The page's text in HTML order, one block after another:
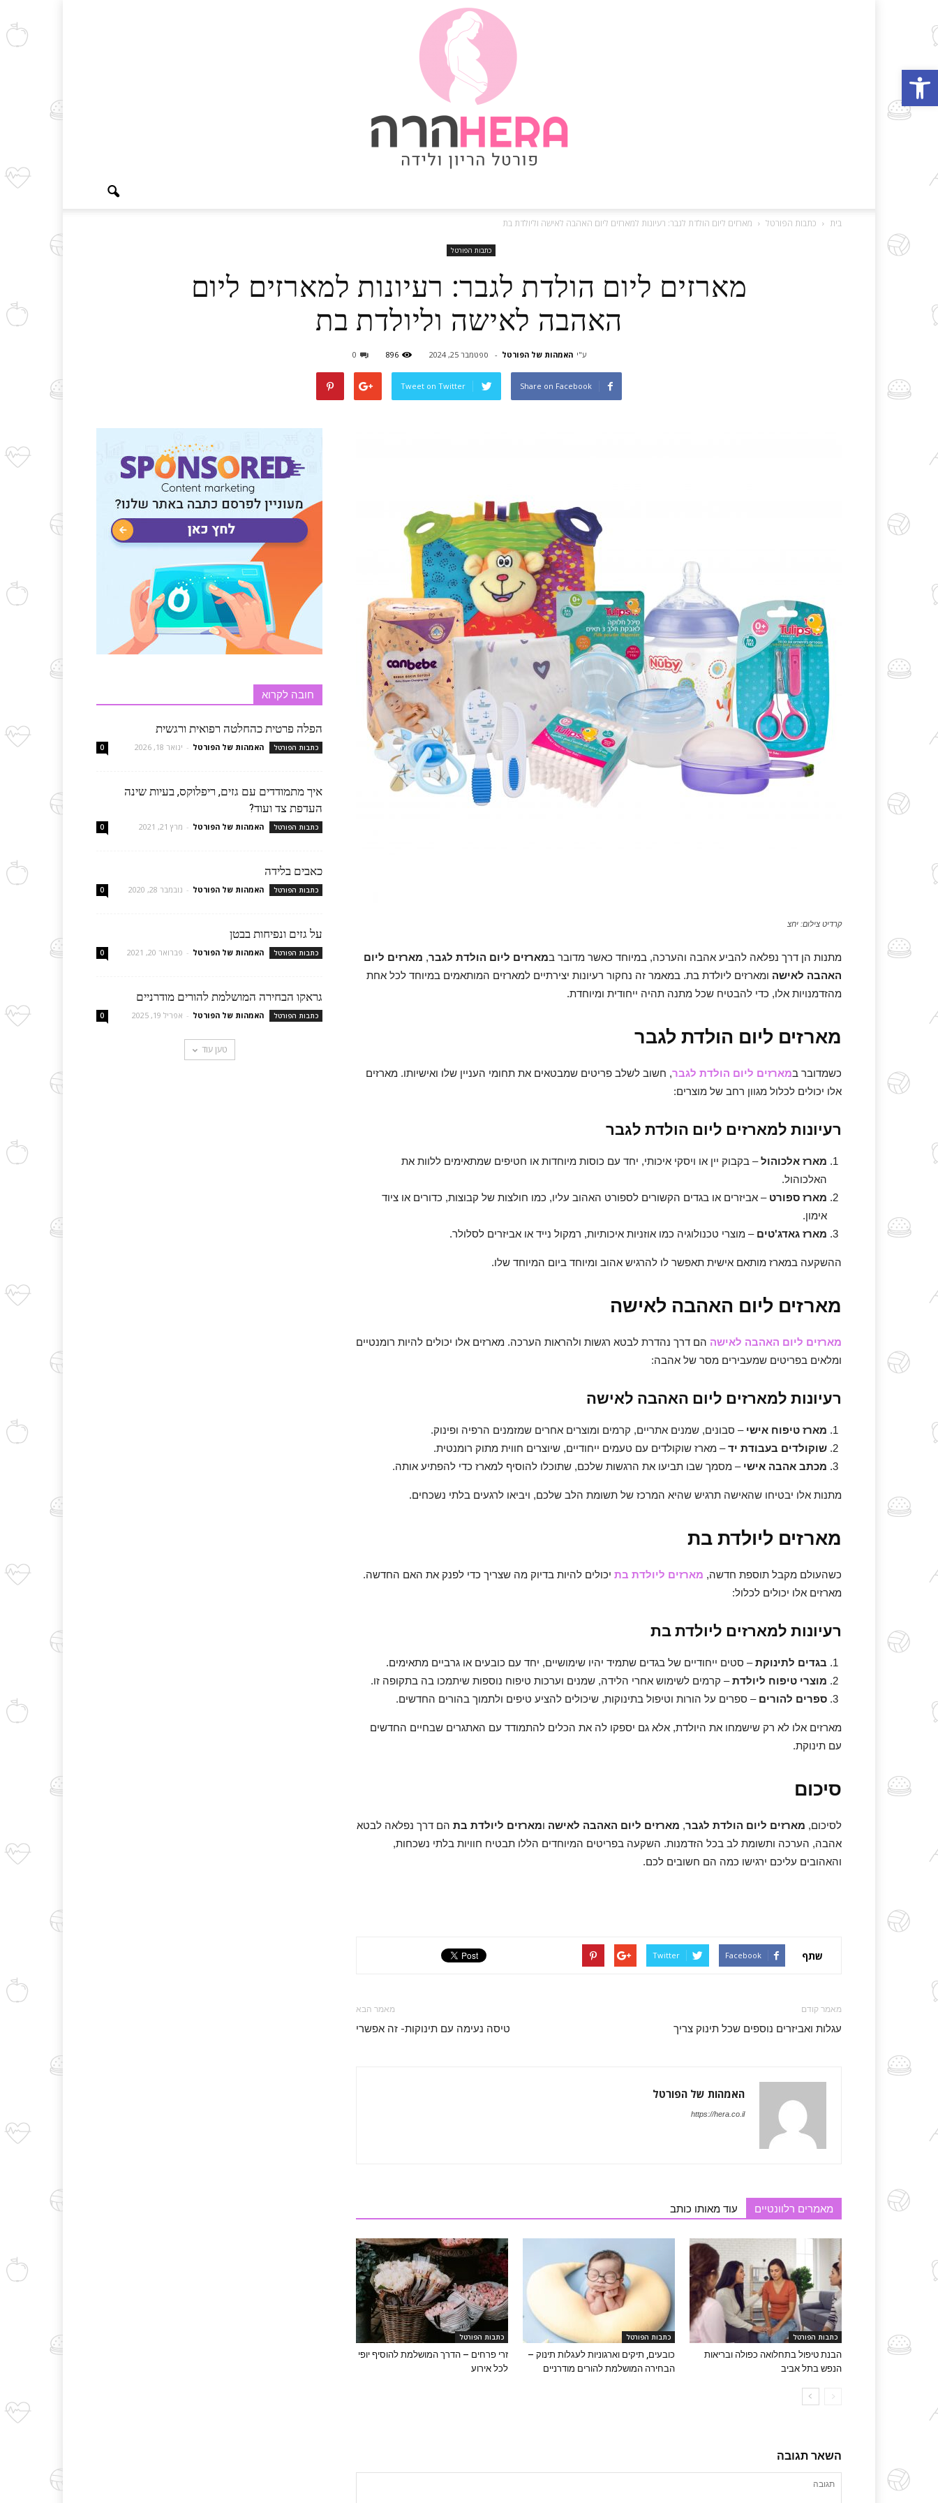
פתח סרגל נגישות
הריון
ולידה
בית כתבות הפורטל מארזים ליום הולדת לגבר: רעיונות למארזים ליום האהבה לאישה וליולדת בת
כתבות הפורטל
מארזים ליום הולדת לגבר: רעיונות למארזים ליום
האהבה לאישה וליולדת בת
ע"י האמהות של הפורטל - ספטמבר 25, 2024 896
0
Share on Facebook
Tweet on Twitter
קרדיט צילום: יחצ
מתנות הן דרך נפלאה להביע אהבה והערכה, במיוחד כאשר מדובר במארזים ליום הולדת לגבר, מארזים ליום
האהבה לאישה ומארזים ליולדת בת. במאמר זה נחקור רעיונות יצירתיים למארזים המותאמים במיוחד לכל אחת
מהזדמנויות אלו, כדי להבטיח שכל מתנה תהיה ייחודית ומיוחדת.
מארזים ליום הולדת לגבר
כשמדובר במארזים ליום הולדת לגבר, חשוב לשלב פריטים שמבטאים את תחומי העניין שלו ואישיותו. מארזים
אלו יכולים לכלול מגוון רחב של מוצרים:
רעיונות למארזים ליום הולדת לגבר
מארז אלכוהול– בקבוק יין או ויסקי איכותי, יחד עם כוסות מיוחדות או חטיפים שמתאימים ללוות את
האלכוהול.
מארז ספורט – אביזרים או בגדים הקשורים לספורט האהוב עליו, כמו חולצות של קבוצות, כדורים או ציוד
אימון.
מארז גאדג'טים – מוצרי טכנולוגיה כמו אוזניות איכותיות, רמקול נייד או אביזרים לסלולר.
ההשקעה במארז מותאם אישית תאפשר לו להרגיש אהוב ומיוחד ביום המיוחד שלו.
מארזים ליום האהבה לאישה
מארזים ליום האהבה לאישה הם דרך נהדרת לבטא רגשות ולהראות הערכה. מארזים אלו יכולים להיות רומנטיים
ומלאים בפריטים שמעבירים מסר של אהבה:
רעיונות למארזים ליום האהבה לאישה
מארז טיפוח אישי – סבונים, שמנים אתריים, קרמים ומוצרים אחרים שמזמנים הרפיה ופינוק.
שוקולדים בעבודת יד– מארז שוקולדים עם טעמים ייחודיים, שיוצרים חווית מתוק רומנטית.
מכתב אהבה אישי – מסמך שבו תביעו את הרגשות שלכם, שתוכלו להוסיף למארז כדי להפתיע אותה.
מתנות אלו יבטיחו שהאישה תרגיש שהיא המרכז של תשומת הלב שלכם, ויביאו לרגעים בלתי נשכחים.
מארזים ליולדת בת
כשהעולם מקבל תוספת חדשה, מארזים ליולדת בת יכולים להיות בדיוק מה שצריך כדי לפנק את האם החדשה.
מארזים אלו יכולים לכלול:
רעיונות למארזים ליולדת בת
בגדים לתינוקת– סטים ייחודיים של בגדים שתמיד יהיו שימושיים, יחד עם כובעים או גרביים מתאימים.
מוצרי טיפוח ליולדת– קרמים לשימוש אחרי הלידה, שמנים וערכות טיפוח נוספות שיתמכו בה בתקופה זו.
ספרים להורים – ספרים על הורות וטיפול בתינוקות, שיכולים להציע טיפים ולתמוך בהורים החדשים.
מארזים אלו לא רק שישמחו את היולדת, אלא גם יספקו לה את הכלים להתמודד עם האתגרים שבחיים החדשים
עם תינוקת.
סיכום
לסיכום, מארזים ליום הולדת לגבר, מארזים ליום האהבה לאישה ומארזים ליולדת בת הם דרך נפלאה לבטא
אהבה, הערכה ותשומת לב בכל הזדמנות. השקעה בפריטים המיוחדים הללו תבטיח חוויות בלתי נשכחות,
והאהובים עליכם ירגישו כמה הם חשובים לכם.
שתף Facebook
Twitter
מאמר קודם
עגלות ואביזרים נוספים שכל תינוק צריך
מאמר הבא
טיסה נעימה עם תינוקות- זה אפשרי
האמהות של הפורטל
https://hera.co.il
מאמרים רלוונטיים עוד מאותו כותב
כתבות הפורטל
הבנת טיפול בתחלואה כפולה ובריאות
הנפש בתל אביב
כתבות הפורטל
כובעים, תיקים וארגוניות לעגלות תינוק –
הבחירה המושלמת להורים מודרניים
כתבות הפורטל
זרי פרחים – הדרך המושלמת להוסיף יופי
לכל אירוע
השאר תגובה
חובה לקרוא
הפלה פרטית כהחלטה רפואית ורגשית
כתבות הפורטל האמהות של הפורטל - ינואר 18, 2026 0
איך מתמודדים עם גזים, ריפלוקס, בעיות שינה
העדפת צד ועוד?
כתבות הפורטל האמהות של הפורטל - מרץ 21, 2021 0
כאבים בלידה
כתבות הפורטל האמהות של הפורטל - נובמבר 28, 2020 0
על גזים ונפיחות בבטן
כתבות הפורטל האמהות של הפורטל - פברואר 20, 2021 0
גראקו הבחירה המושלמת להורים מודרניים
כתבות הפורטל האמהות של הפורטל - אפריל 19, 2025 0
טען עוד